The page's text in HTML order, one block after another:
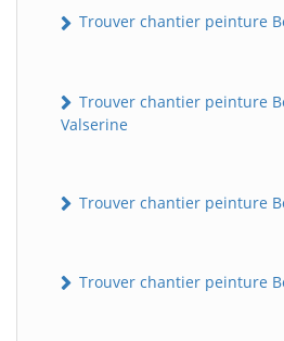
Trouver chantier peinture
Trouver chantier peinture
Valserine
Trouver chantier peinture
Trouver chantier peinture